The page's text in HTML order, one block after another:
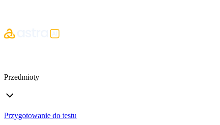
Przedmioty
Przygotowanie do testu